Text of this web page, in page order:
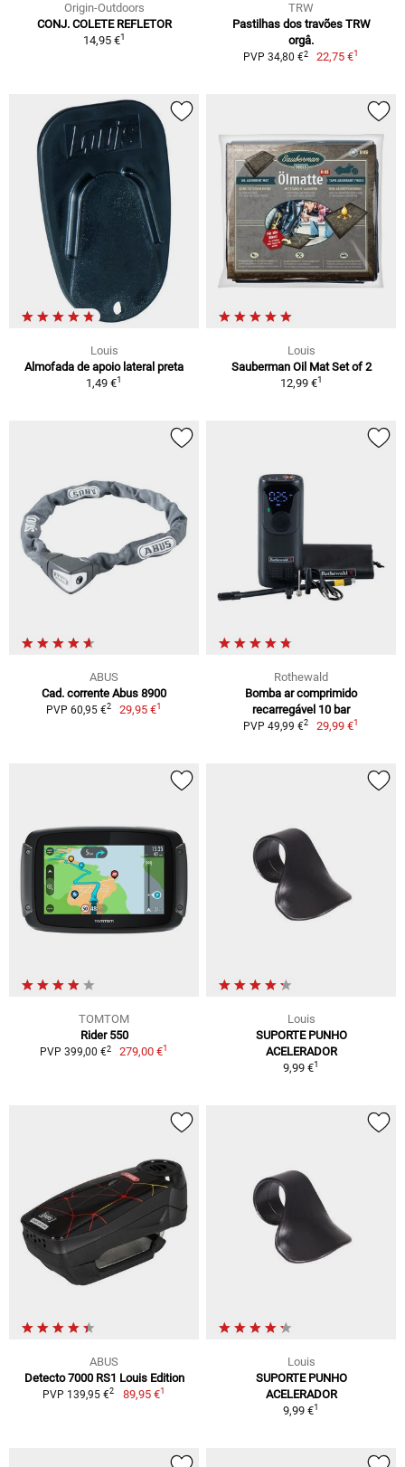
Origin-Outdoors
CONJ. COLETE REFLETOR
14,95 €1
TRW
Pastilhas dos travões TRW
orgâ.
PVP 34,80 €2 22,75 €1
Louis
Almofada de apoio lateral preta
1,49 €1
Louis
Sauberman Oil Mat Set of 2
12,99 €1
ABUS
Cad. corrente Abus 8900
PVP 60,95 €2 29,95 €1
Rothewald
Bomba ar comprimido
recarregável 10 bar
PVP 49,99 €2 29,99 €1
TOMTOM
Rider 550
PVP 399,00 €2 279,00 €1
Louis
SUPORTE PUNHO
ACELERADOR
9,99 €1
ABUS
Detecto 7000 RS1 Louis Edition
PVP 139,95 €2 89,95 €1
Louis
SUPORTE PUNHO
ACELERADOR
9,99 €1